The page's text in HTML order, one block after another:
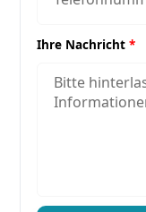
Ihre Nachricht*